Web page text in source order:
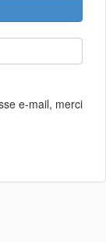
e-mail, merci